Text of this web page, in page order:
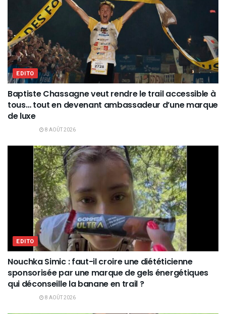
EDITO
Baptiste Chassagne veut rendre le trail accessible à
tous… tout en devenant ambassadeur d’une marque
de luxe
8 AOÛT 2026
EDITO
Nouchka Simic : faut-il croire une diététicienne
sponsorisée par une marque de gels énergétiques
qui déconseille la banane en trail ?
8 AOÛT 2026